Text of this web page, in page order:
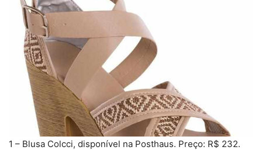
1 – Blusa Colcci, disponível na Posthaus. Preço: R$ 232.